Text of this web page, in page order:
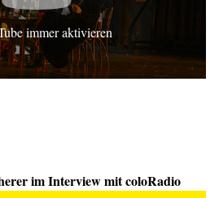
immer aktivieren
im Interview mit coloRadio